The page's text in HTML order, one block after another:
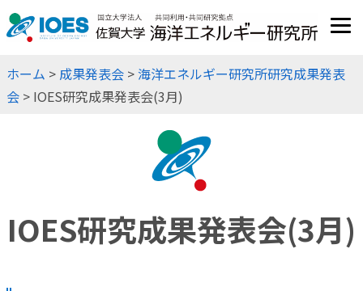
JP
EN
ホーム > 成果発表会 >海洋エネルギー研究所研究成果発表
会 > IOES研究成果発表会(3月)
IOES研究成果発表会(3月)